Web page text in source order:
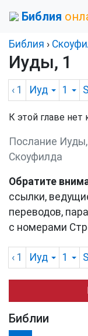
Библия
Библия ›
Иуды, 1
‹ 1 Иуд 1
К этой главе
Послание
Скоуфилда
Обратите
ссылки,
переводов,
с номерами
‹ 1 Иуд 1
Библии